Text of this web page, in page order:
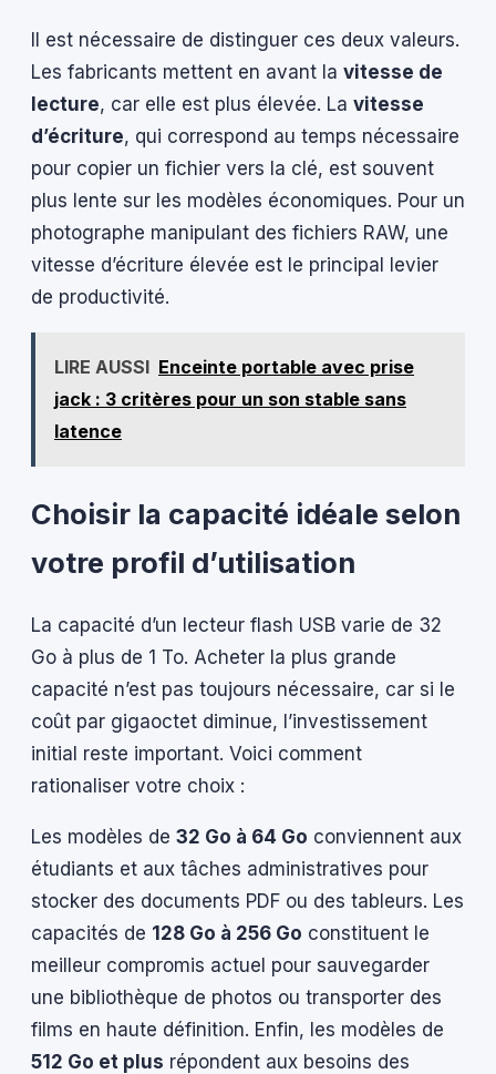
Il est nécessaire de distinguer ces deux valeurs.
Les fabricants mettent en avant la vitesse de
lecture, car elle est plus élevée. La vitesse
d’écriture, qui correspond au temps nécessaire
pour copier un fichier vers la clé, est souvent
plus lente sur les modèles économiques. Pour un
photographe manipulant des fichiers RAW, une
vitesse d’écriture élevée est le principal levier
de productivité.
LIRE AUSSI Enceinte portable avec prise
jack : 3 critères pour un son stable sans
latence
Choisir la capacité idéale selon
votre profil d’utilisation
La capacité d’un lecteur flash USB varie de 32
Go à plus de 1 To. Acheter la plus grande
capacité n’est pas toujours nécessaire, car si le
coût par gigaoctet diminue, l’investissement
initial reste important. Voici comment
rationaliser votre choix :
Les modèles de 32 Go à 64 Go conviennent aux
étudiants et aux tâches administratives pour
stocker des documents PDF ou des tableurs. Les
capacités de 128 Go à 256 Go constituent le
meilleur compromis actuel pour sauvegarder
une bibliothèque de photos ou transporter des
films en haute définition. Enfin, les modèles de
512 Go et plus répondent aux besoins des